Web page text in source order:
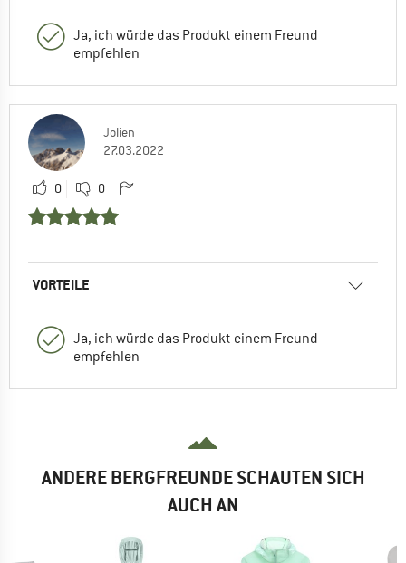
Ja, ich würde das Produkt einem Freund
empfehlen
Jolien
27.03.2022
0 0
VORTEILE
Ja, ich würde das Produkt einem Freund
empfehlen
ANDERE BERGFREUNDE SCHAUTEN SICH
AUCH AN